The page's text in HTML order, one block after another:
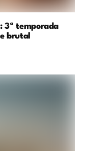
3ª temporada
brutal